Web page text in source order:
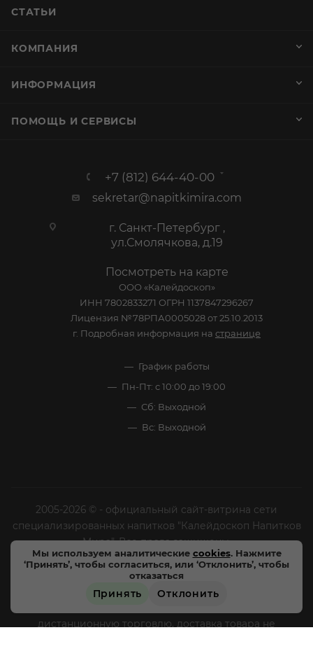
Мы используем аналитические cookies. Нажмите
‘Принять’, чтобы согласиться, или ‘Отклонить’, чтобы
отказаться
Принять Отклонить
СТАТЬИ
КОМПАНИЯ
ИНФОРМАЦИЯ
ПОМОЩЬ И СЕРВИСЫ
+7 (812) 644-40-00
sekretar@napitkimira.com
г. Санкт-Петербург ,
ул.Смолячкова, д.19
Посмотреть на карте
ООО «Калейдоскоп»
ИНН 7802833271 ОГРН 1137847296267
Лицензия №78РПА0005028 от 25.10.2013
г. Подробная информация на странице
График работы
Пн-Пт: с 10:00 до 19:00
Сб: Выходной
Вс: Выходной
2005-2026 © - официальный сайт-витрина сети
специализированных напитков "Калейдоскоп Напитков
Мира". Все права защищены.
Цены, характеристики и внешний вид товара в
магазинах могут отличаться от указанных на сайте.
дистанционную торговлю, доставка товара не